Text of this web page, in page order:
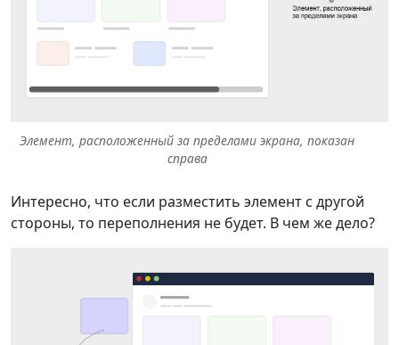
Элемент, расположенный за пределами экрана, показан
справа
Интересно, что если разместить элемент с другой
стороны, то переполнения не будет. В чем же дело?